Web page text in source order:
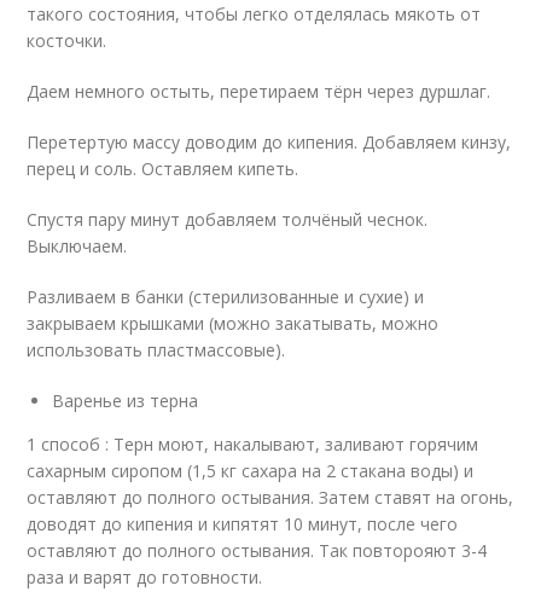
такого состояния, чтобы легко отделялась мякоть от
косточки.
Даем немного остыть, перетираем тёрн через дуршлаг.
Перетертую массу доводим до кипения. Добавляем кинзу,
перец и соль. Оставляем кипеть.
Спустя пару минут добавляем толчёный чеснок.
Выключаем.
Разливаем в банки (стерилизованные и сухие) и
закрываем крышками (можно закатывать, можно
использовать пластмассовые).
Варенье из терна
1 способ : Терн моют, накалывают, заливают горячим
сахарным сиропом (1,5 кг сахара на 2 стакана воды) и
оставляют до полного остывания. Затем ставят на огонь,
доводят до кипения и кипятят 10 минут, после чего
оставляют до полного остывания. Так повторояют 3-4
раза и варят до готовности.